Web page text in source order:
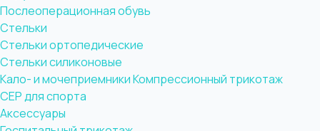
Послеоперационная обувь
Стельки
Стельки ортопедические
Стельки силиконовые
Кало- и мочеприемникиКомпрессионный трикотаж
CEP для спорта
Аксессуары